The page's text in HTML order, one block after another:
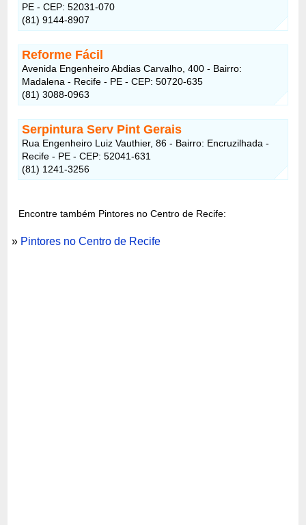
PE - CEP: 52031-070
(81) 9144-8907
Reforme Fácil
Avenida Engenheiro Abdias Carvalho, 400 - Bairro:
Madalena - Recife - PE - CEP: 50720-635
(81) 3088-0963
Serpintura Serv Pint Gerais
Rua Engenheiro Luiz Vauthier, 86 - Bairro: Encruzilhada -
Recife - PE - CEP: 52041-631
(81) 1241-3256
Encontre também Pintores no Centro de Recife:
» Pintores no Centro de Recife